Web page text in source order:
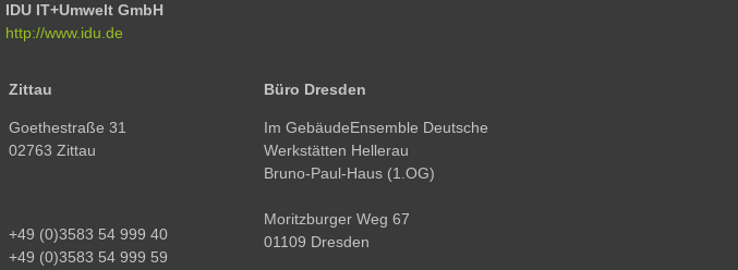
IDU IT+Umwelt GmbH
http://www.idu.de
Zittau
Goethestraße 31
02763 Zittau
+49 (0)3583 54 999 40
+49 (0)3583 54 999 59
Büro Dresden
Im GebäudeEnsemble Deutsche
Werkstätten Hellerau
Bruno-Paul-Haus (1.OG)
Moritzburger Weg 67
01109 Dresden